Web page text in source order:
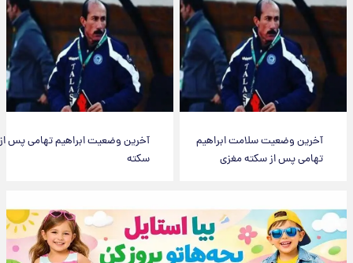
آخرین وضعیت سلامت ابراهیم
تهامی پس از سکته مغزی
آخرین وضعیت ابراهیم تهامی پس از
سکته